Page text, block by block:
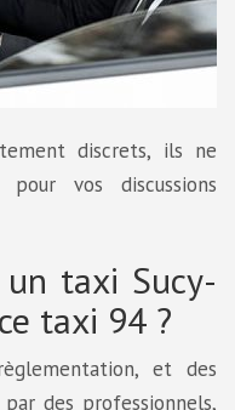
discrets, ils ne
vos discussions
taxi Sucy-
taxi 94 ?
et des
des professionnels,